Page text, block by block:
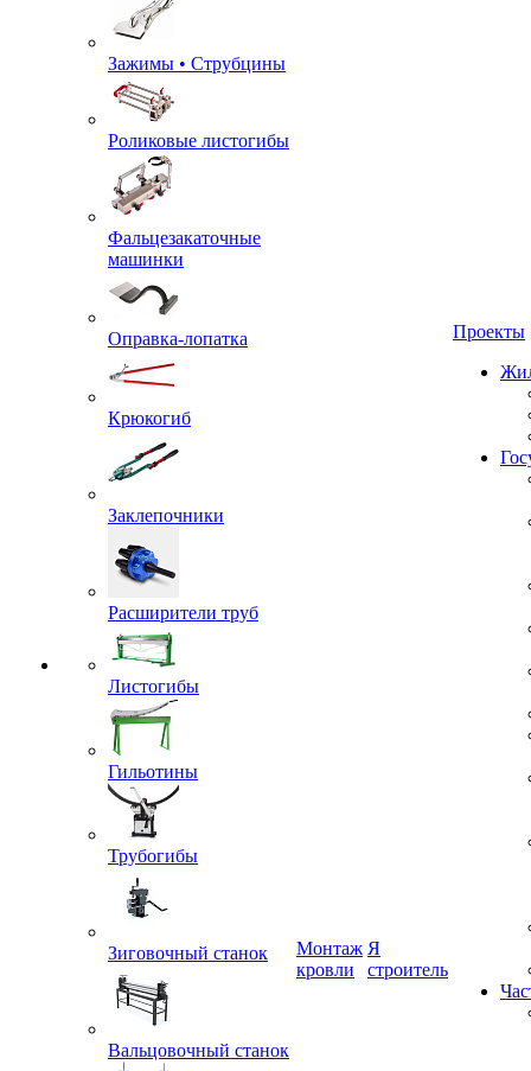
Зажимы • Струбцины
Роликовые листогибы
Фальцезакаточные
машинки
Оправка-лопатка
Крюкогиб
Заклепочники
Расширители труб
Листогибы
Гильотины
Трубогибы
Зиговочный станок
Вальцовочный станок
кровли
строитель